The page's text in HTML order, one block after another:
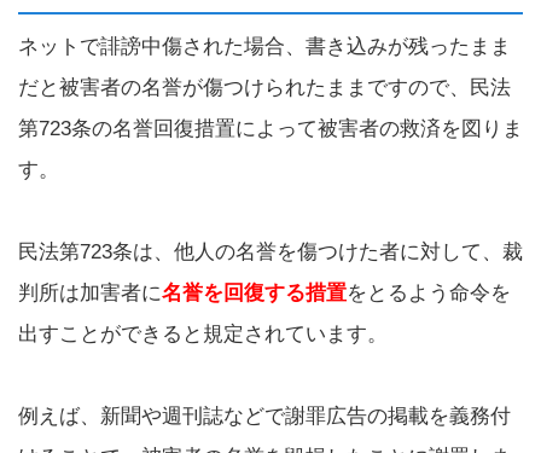
ネットで誹謗中傷された場合、書き込みが残ったまま
だと被害者の名誉が傷つけられたままですので、民法
第723条の名誉回復措置によって被害者の救済を図りま
す。
民法第723条は、他人の名誉を傷つけた者に対して、裁
判所は加害者に名誉を回復する措置をとるよう命令を
出すことができると規定されています。
例えば、新聞や週刊誌などで謝罪広告の掲載を義務付